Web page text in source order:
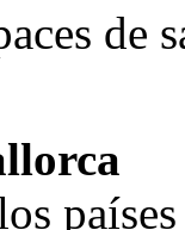
de